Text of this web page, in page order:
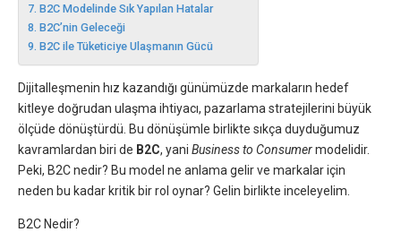
B2C Modelinde Sık Yapılan Hatalar
B2C’nin Geleceği
B2C ile Tüketiciye Ulaşmanın Gücü
Dijitalleşmenin hız kazandığı günümüzde markaların hedef
kitleye doğrudan ulaşma ihtiyacı, pazarlama stratejilerini büyük
ölçüde dönüştürdü. Bu dönüşümle birlikte sıkça duyduğumuz
kavramlardan biri de B2C, yani Business to Consumermodelidir.
Peki, B2C nedir? Bu model ne anlama gelir ve markalar için
neden bu kadar kritik bir rol oynar? Gelin birlikte inceleyelim.
B2C Nedir?